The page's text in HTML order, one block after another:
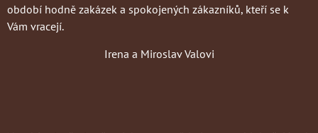
období hodně zakázek a spokojených zákazníků, kteří se k
Vám vracejí.
Irena a Miroslav Valovi